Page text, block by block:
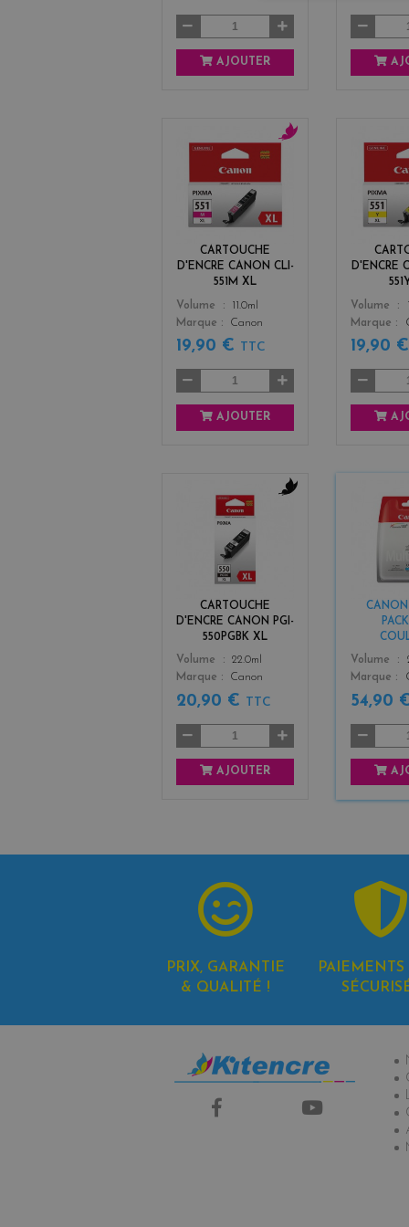
AJOUTER
CARTOUCHE
D'ENCRE CANON CLI-
551M XL
Color
Volume
11.0ml
Marque
Canon
19,90 € TTC
AJOUTER
D'ENCRE
Color
Volume
Marque
19,90 €
CARTOUCHE
D'ENCRE CANON PGI-
550PGBK XL
Color
Volume
22.0ml
Marque
Canon
20,90 € TTC
AJOUTER
CANON
Color
Volume
Marque
54,90
PRIX, GARANTIE
& QUALITÉ !
PAIEMENTS